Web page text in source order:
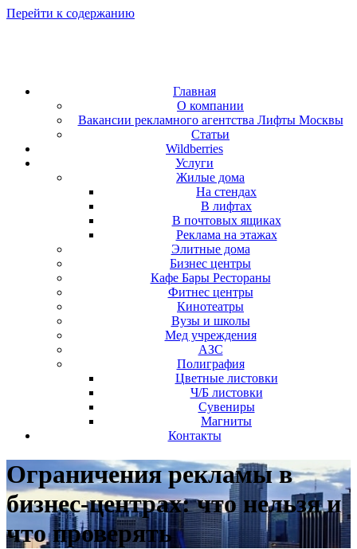
Перейти к содержанию
Главная
О компании
Вакансии рекламного агентства Лифты Москвы
Статьи
Wildberries
Услуги
Жилые дома
На стендах
В лифтах
В почтовых ящиках
Реклама на этажах
Элитные дома
Бизнес центры
Кафе Бары Рестораны
Фитнес центры
Кинотеатры
Вузы и школы
Мед учреждения
АЗС
Полиграфия
Цветные листовки
Ч/Б листовки
Сувениры
Магниты
Контакты
Ограничения рекламы в
бизнес-центрах: что нельзя и
что проверять